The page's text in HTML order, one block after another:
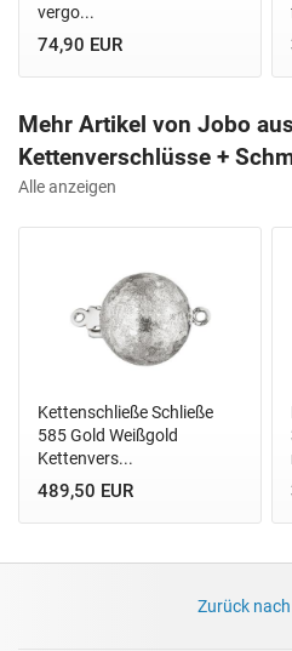
vergo...
74,90 EUR
Mehr Artikel von Jobo
Kettenverschlüsse +
Alle anzeigen
Kettenschließe Schließe
585 Gold Weißgold
Kettenvers...
489,50 EUR
Zurück